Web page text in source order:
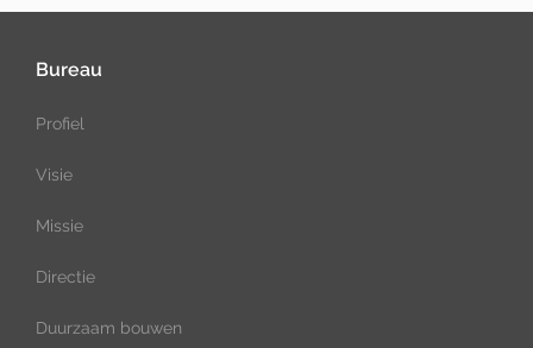
Bureau
Profiel
Visie
Missie
Directie
Duurzaam bouwen